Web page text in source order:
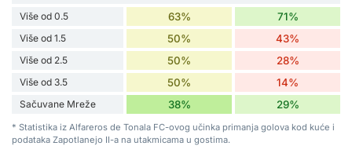
Više od 0.5 63% 71%
Više od 1.5 50% 43%
Više od 2.5 50% 28%
Više od 3.5 50% 14%
Sačuvane Mreže 38% 29%
* Statistika iz Alfareros de Tonala FC-ovog učinka primanja golova kod kuće i
podataka Zapotlanejo II-a na utakmicama u gostima.